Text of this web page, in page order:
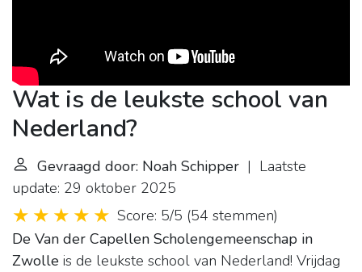
Wat is de leukste school van
Nederland?
Gevraagd door: Noah Schipper | Laatste
update: 29 oktober 2025
Score: 5/5 (54 stemmen)
De Van der Capellen Scholengemeenschap in
Zwolle is de leukste school van Nederland! Vrijdag